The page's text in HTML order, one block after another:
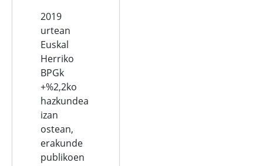
2019
urtean
Euskal
Herriko
BPGk
+%2,2ko
hazkundea
izan
ostean,
erakunde
publikoen